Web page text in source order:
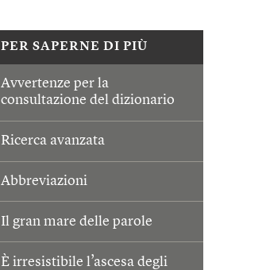
PER SAPERNE DI PIÙ
Avvertenze per la
consultazione del dizionario
Ricerca avanzata
Abbreviazioni
Il gran mare delle parole
È irresistibile l’ascesa degli